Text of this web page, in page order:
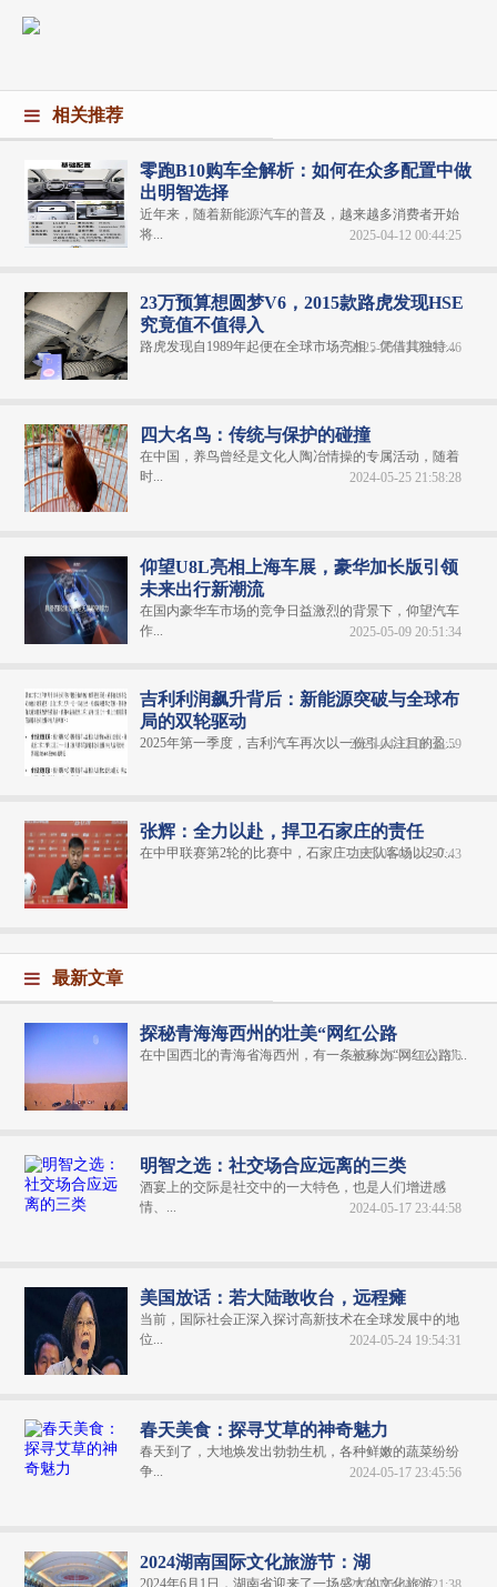
相关推荐
零跑B10购车全解析：如何在众多配置中做
出明智选择
近年来，随着新能源汽车的普及，越来越多消费者开始
将...
2025-04-12 00:44:25
23万预算想圆梦V6，2015款路虎发现HSE
究竟值不值得入
路虎发现自1989年起便在全球市场亮相，凭借其独特...
2025-05-11 05:32:46
四大名鸟：传统与保护的碰撞
在中国，养鸟曾经是文化人陶冶情操的专属活动，随着
时...
2024-05-25 21:58:28
仰望U8L亮相上海车展，豪华加长版引领
未来出行新潮流
在国内豪华车市场的竞争日益激烈的背景下，仰望汽车
作...
2025-05-09 20:51:34
吉利利润飙升背后：新能源突破与全球布
局的双轮驱动
2025年第一季度，吉利汽车再次以一份引人注目的盈...
2025-04-12 00:38:59
张辉：全力以赴，捍卫石家庄的责任
在中甲联赛第2轮的比赛中，石家庄功夫队客场以2-0...
2025-04-03 16:57:43
最新文章
探秘青海海西州的壮美“网红公路
在中国西北的青海省海西州，有一条被称为“网红公路”...
2024-06-04 20:31:06
明智之选：社交场合应远离的三类
酒宴上的交际是社交中的一大特色，也是人们增进感
情、...
2024-05-17 23:44:58
美国放话：若大陆敢收台，远程瘫
当前，国际社会正深入探讨高新技术在全球发展中的地
位...
2024-05-24 19:54:31
春天美食：探寻艾草的神奇魅力
春天到了，大地焕发出勃勃生机，各种鲜嫩的蔬菜纷纷
争...
2024-05-17 23:45:56
2024湖南国际文化旅游节：湖
2024年6月1日，湖南省迎来了一场盛大的文化旅游...